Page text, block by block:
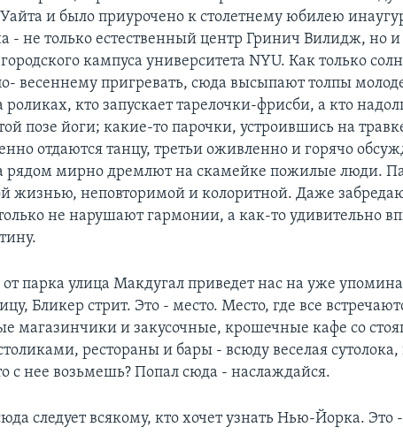
и было приурочено к столетнему юбилею
- не только естественный центр Гринич Вилидж, но и
кампуса университета NYU. Как только
весеннему пригревать, сюда высыпают толпы
роликах, кто запускает тарелочки-фрисби, а кто
позе йоги; какие-то парочки, устроившись на
отдаются танцу, третьи оживленно и горячо
рядом мирно дремлют на скамейке пожилые люди.
жизнью, неповторимой и колоритной. Даже
не нарушают гармонии, а как-то удивительно
парка улица Макдугал приведет нас на уже
Бликер стрит. Это - место. Место, где все
магазинчики и закусочные, крошечные кафе со
рестораны и бары - всюду веселая сутолока,
с нее возьмешь? Попал сюда - наслаждайся.
следует всякому, кто хочет узнать Нью-Йорка. Это -